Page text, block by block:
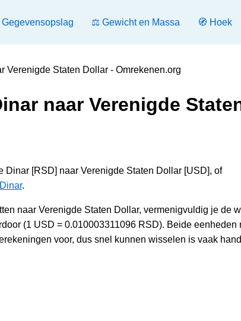
Gegevensopslag ⚖️ Gewicht en Massa 🧭 Hoek
Verenigde Staten Dollar - Omrekenen.org
naar Verenigde
[RSD] naar Verenigde Staten Dollar [USD], of
.
naar Verenigde Staten Dollar, vermenigvuldig je de
(1 USD = 0.010003311096 RSD). Beide eenheden
voor, dus snel kunnen wisselen is vaak